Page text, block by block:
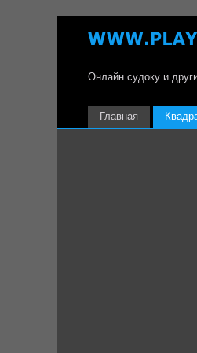
Онлайн судоку и
Главная